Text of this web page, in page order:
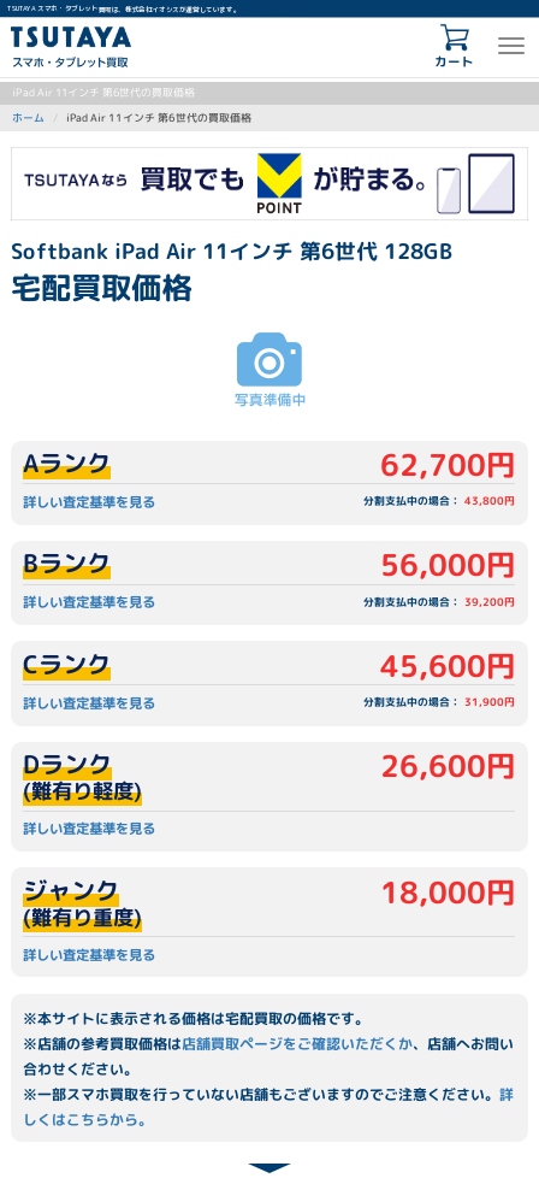
TSUTAYA スマホ・タブレット買取は、株式会社イオシスが運営しています。
カート
iPad Air 11インチ 第6世代の買取価格
ホーム iPad Air 11インチ 第6世代の買取価格
Softbank iPad Air 11インチ 第6世代 128GB
宅配買取価格
詳しい査定基準を見る
Aランク 62,700円
分割支払中の場合：43,800円
詳しい査定基準を見る
Bランク 56,000円
分割支払中の場合：39,200円
詳しい査定基準を見る
Cランク 45,600円
分割支払中の場合：31,900円
詳しい査定基準を見る
Dランク
(難有り軽度)
26,600円
詳しい査定基準を見る
ジャンク
(難有り重度)
18,000円
※本サイトに表示される価格は宅配買取の価格です。
※店舗の参考買取価格は店舗買取ページをご確認いただくか、店舗へお問い
合わせください。
※一部スマホ買取を行っていない店舗もございますのでご注意ください。詳
しくはこちらから。